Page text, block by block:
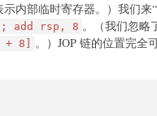
示内部临时寄存器。）我们来
add rsp, 8 。（我们忽略
8]
。）JOP 链的位置完全